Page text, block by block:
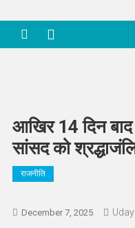
आखिर 14 दिन
सांसद को
राजनीति
December 7, 2025